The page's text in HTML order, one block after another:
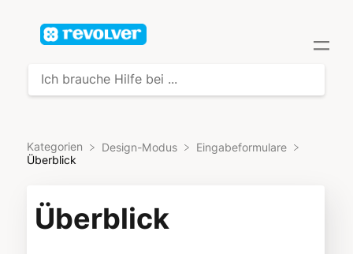
Kategorien ​Design-Modus
​Eingabeformulare
Überblick
Überblick